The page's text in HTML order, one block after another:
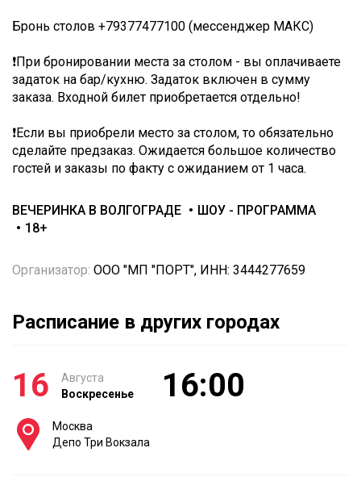
Бронь столов +79377477100 (мессенджер МАКС)
❗При бронировании места за столом - вы оплачиваете
задаток на бар/кухню. Задаток включен в сумму
заказа. Входной билет приобретается отдельно!
❗Если вы приобрели место за столом, то обязательно
сделайте предзаказ. Ожидается большое количество
гостей и заказы по факту с ожиданием от 1 часа.
ВЕЧЕРИНКА В ВОЛГОГРАДЕ
ШОУ - ПРОГРАММА
18+
Организатор: ООО "МП "ПОРТ", ИНН: 3444277659
Расписание в других городах
16
Августа
Воскресенье
16:00
Москва
Депо Три Вокзала